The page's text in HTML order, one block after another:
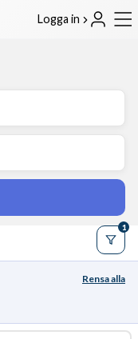
Logga in
1
Rensa alla